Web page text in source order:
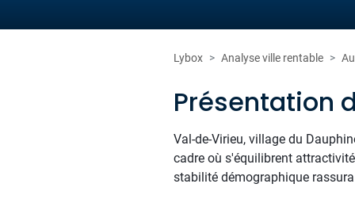
Lybox Analyse ville rentable
Présentation
Val-de-Virieu, village du
cadre où s'équilibrent
stabilité démographique